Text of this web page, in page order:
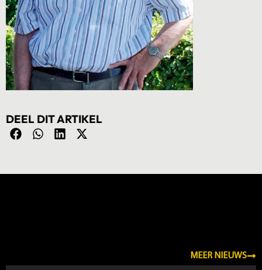
DEEL DIT ARTIKEL
MEER NIEUWS